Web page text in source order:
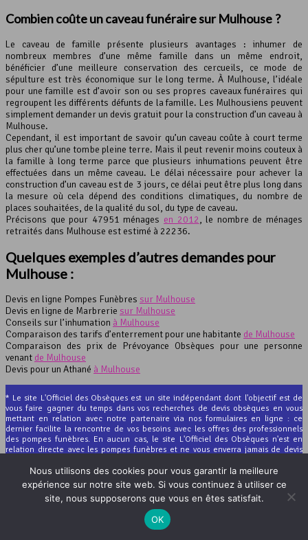
Combien coûte un caveau funéraire sur Mulhouse ?
Le caveau de famille présente plusieurs avantages : inhumer de
nombreux membres d’une même famille dans un même endroit,
bénéficier d’une meilleure conservation des cercueils, ce mode de
sépulture est très économique sur le long terme. À Mulhouse, l’idéale
pour une famille est d’avoir son ou ses propres caveaux funéraires qui
regroupent les différents défunts de la famille. Les Mulhousiens peuvent
simplement demander un devis gratuit pour la construction d’un caveau à
Mulhouse.
Cependant, il est important de savoir qu’un caveau coûte à court terme
plus cher qu’une tombe pleine terre. Mais il peut revenir moins couteux à
la famille à long terme parce que plusieurs inhumations peuvent être
effectuées dans un même caveau. Le délai nécessaire pour achever la
construction d’un caveau est de 3 jours, ce délai peut être plus long dans
la mesure où cela dépend des conditions climatiques, du nombre de
places souhaitées, de la qualité du sol, du type de caveau.
Précisons que pour 47951 ménages en 2012, le nombre de ménages
retraités dans Mulhouse est estimé à 22236.
Quelques exemples d’autres demandes pour
Mulhouse :
Devis en ligne Pompes Funèbres sur Mulhouse
Devis en ligne de Marbrerie sur Mulhouse
Conseils sur l’inhumation à Mulhouse
Comparaison des tarifs d’enterrement pour une habitante de Mulhouse
Comparaison des prix de Prévoyance Obsèques pour une personne
venant de Mulhouse
Devis pour un Athané à Mulhouse
* Le site L'Officiel des Obsèques est un site indépendant dont l'objectif est de
vous faire gagner du temps dans vos recherches de devis obsèques en vous
mettant en relation avec notre partenaire via nos formulaires en ligne : ce
dernier facilite la rencontre de vos besoins avec les offres des professionnels
des pompes funèbres. En aucun cas, le site L'Officiel des Obsèques n'est en
relation directe avec les pompes funèbres et ne vous enverra jamais de devis
Nous utilisons des cookies pour vous garantir la meilleure
expérience sur notre site web. Si vous continuez à utiliser ce
site, nous supposerons que vous en êtes satisfait.
OK